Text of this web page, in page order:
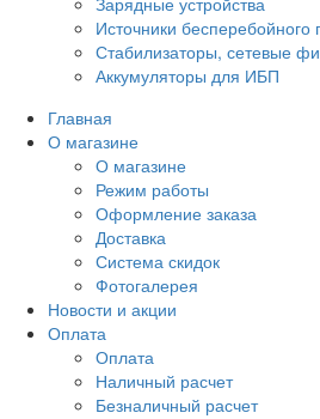
Источники бесперебойного
Стабилизаторы, сетевые
Аккумуляторы для ИБП
Главная
О магазине
О магазине
Режим работы
Оформление заказа
Доставка
Система скидок
Фотогалерея
Новости и акции
Оплата
Оплата
Наличный расчет
Безналичный расчет